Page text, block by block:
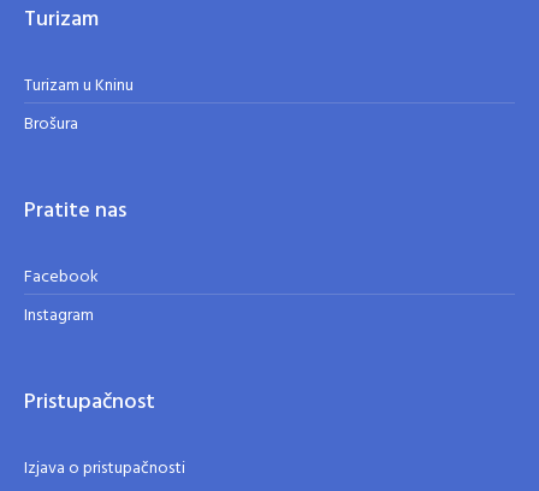
Turizam
Turizam u Kninu
Brošura
Pratite nas
Facebook
Instagram
Pristupačnost
Izjava o pristupačnosti